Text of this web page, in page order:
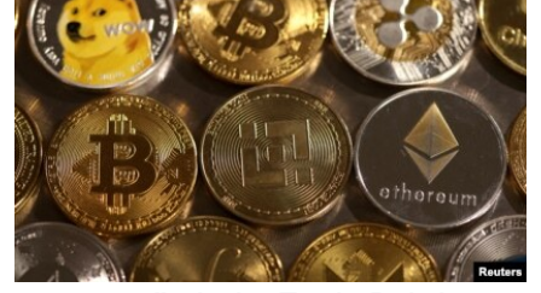
ကျော်
ကြည့်
ပင်မ
အ
ညွန်း
စာမျက်နှာ
သို့
ကျော်
အမေရိကန်သုံးအီဒီယံ
မကြေးမုံရဲ့ အင်္ဂလိပ်စာ
ရုပ်ရှင်ထဲက အင်္ဂလိပ်စာ
သုတပဒေသာ အင်္ဂလိပ်စာ
အပတ်စဉ်ကဏ္ဍများ
ရေဒီယို
တီဗွီ
ရေဒီယိုနှင့်ရုပ်သံ အချက်အလက်များ
ရေဒီယို/တီဗွီအစီအစဉ်
Learning English
ဗွီအိုအေ လူမှုကွန်ယက်များ